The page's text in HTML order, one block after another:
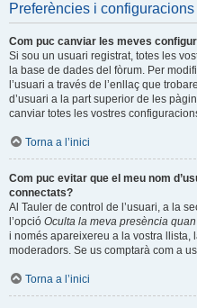
Preferències i configuracions
Com puc canviar les meves
Si sou un usuari registrat, totes les
la base de dades del fòrum. Per
l’usuari a través de l’enllaç que
d’usuari a la part superior de les
canviar totes les vostres
Torna a l’inici
Com puc evitar que el meu nom
connectats?
Al Tauler de control de l’usuari, a la
l’opció Oculta la meva presència
i només apareixereu a la vostra llista,
moderadors. Se us comptarà com a
Torna a l’inici